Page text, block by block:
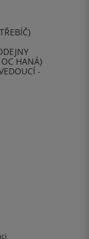
HANÁ)
-